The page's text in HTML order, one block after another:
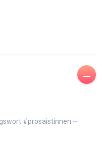
#prosaistinnen ~